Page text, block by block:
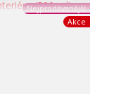
Nejprodávanější
Akce